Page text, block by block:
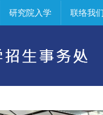
研究院入学 联络我